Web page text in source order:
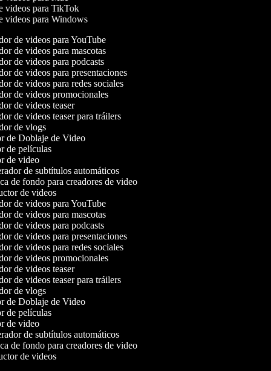
videos para TikTok
videos para Windows
de videos para YouTube
de videos para mascotas
de videos para podcasts
de videos para presentaciones
de videos para redes sociales
de videos promocionales
de videos teaser
de videos teaser para tráilers
de vlogs
de Doblaje de Video
de películas
de video
de subtítulos automáticos
de fondo para creadores de video
de videos
de videos para YouTube
de videos para mascotas
de videos para podcasts
de videos para presentaciones
de videos para redes sociales
de videos promocionales
de videos teaser
de videos teaser para tráilers
de vlogs
de Doblaje de Video
de películas
de video
de subtítulos automáticos
de fondo para creadores de video
de videos